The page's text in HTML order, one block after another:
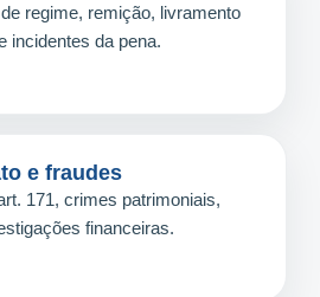
regime, remição, livramento
incidentes da pena.
e fraudes
171, crimes patrimoniais,
financeiras.